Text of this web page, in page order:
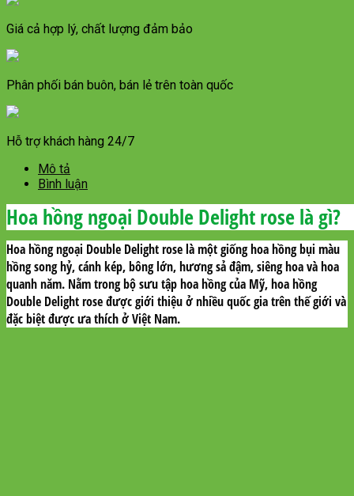
Giá cả hợp lý, chất lượng đảm bảo
Phân phối bán buôn, bán lẻ trên toàn quốc
Hỗ trợ khách hàng 24/7
Mô tả
Bình luận
Hoa hồng ngoại Double Delight rose là gì?
Hoa hồng ngoại Double Delight rose là một giống hoa hồng bụi màu
hồng song hỷ, cánh kép, bông lớn, hương sả đậm, siêng hoa và hoa
quanh năm. Nằm trong bộ sưu tập hoa hồng của Mỹ, hoa hồng
Double Delight rose được giới thiệu ở nhiều quốc gia trên thế giới và
đặc biệt được ưa thích ở Việt Nam.